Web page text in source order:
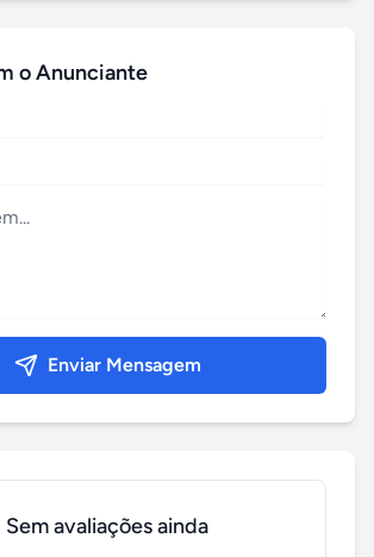
o Anunciante
Enviar Mensagem
Sem avaliações ainda